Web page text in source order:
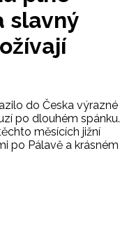
slavný
do Česka výrazné
po dlouhém spánku.
měsících jižní
po Pálavě a krásném